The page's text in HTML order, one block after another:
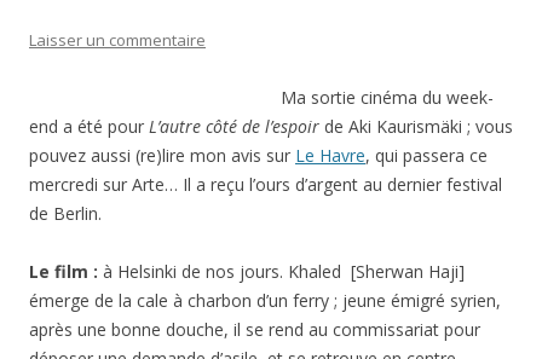
Laisser un commentaire
Ma sortie cinéma du week-
end a été pour L’autre côté de l’espoir de Aki Kaurismäki ; vous
pouvez aussi (re)lire mon avis sur Le Havre, qui passera ce
mercredi sur Arte… Il a reçu l’ours d’argent au dernier festival
de Berlin.
Le film : à Helsinki de nos jours. Khaled [Sherwan Haji]
émerge de la cale à charbon d’un ferry ; jeune émigré syrien,
après une bonne douche, il se rend au commissariat pour